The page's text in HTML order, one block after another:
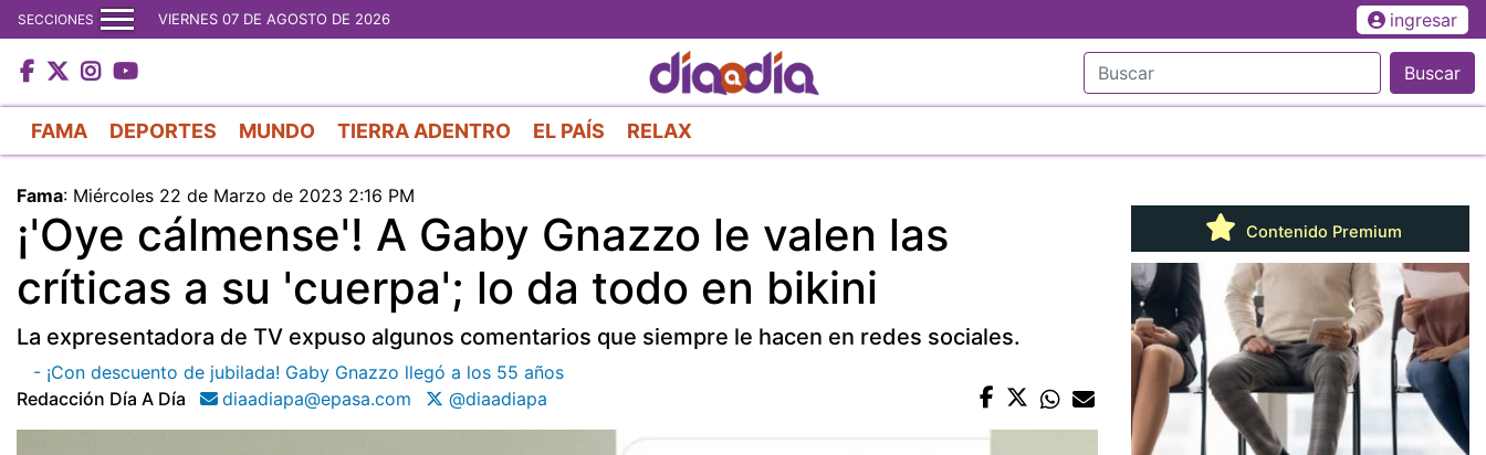
al
contenido
principal
SECCIONES VIERNES 07 DE AGOSTO DE 2026 ingresar
Buscar
FAMA DEPORTES MUNDO TIERRA ADENTRO EL PAÍS RELAX
Fama: Miércoles 22 de Marzo de 2023 2:16 PM
¡'Oye cálmense'! A Gaby Gnazzo le valen las
críticas a su 'cuerpa'; lo da todo en bikini
La expresentadora de TV expuso algunos comentarios que siempre le hacen en redes sociales.
- ¡Con descuento de jubilada! Gaby Gnazzo llegó a los 55 años
Redacción Día A Día
diaadiapa@epasa.com @diaadiapa
Contenido Premium